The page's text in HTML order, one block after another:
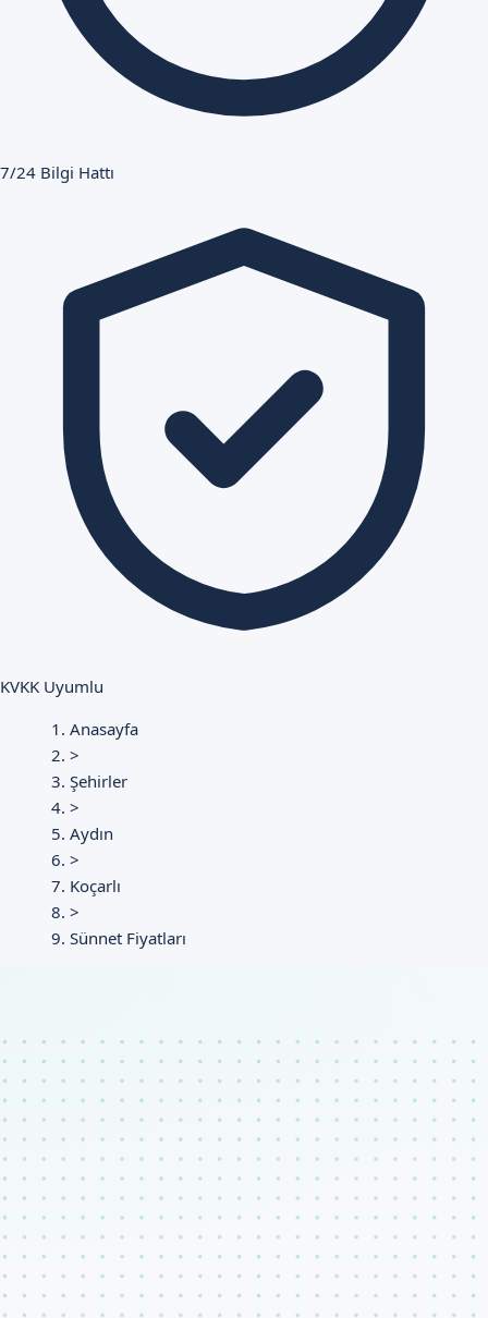
7/24 Bilgi Hattı
KVKK Uyumlu
Anasayfa
>
Şehirler
>
Aydın
>
Koçarlı
>
Sünnet Fiyatları